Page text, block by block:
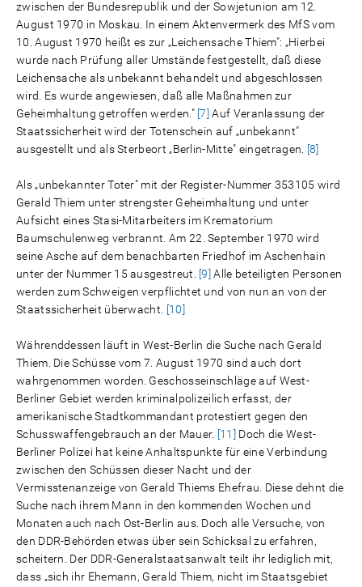
zwischen der Bundesrepublik und der Sowjetunion am 12.
August 1970 in Moskau. In einem Aktenvermerk des MfS vom
10. August 1970 heißt es zur „Leichensache Thiem": „Hierbei
wurde nach Prüfung aller Umstände festgestellt, daß diese
Leichensache als unbekannt behandelt und abgeschlossen
wird. Es wurde angewiesen, daß alle Maßnahmen zur
Geheimhaltung getroffen werden." [7] Auf Veranlassung der
Staatssicherheit wird der Totenschein auf „unbekannt"
ausgestellt und als Sterbeort „Berlin-Mitte" eingetragen. [8]
Als „unbekannter Toter" mit der Register-Nummer 353105 wird
Gerald Thiem unter strengster Geheimhaltung und unter
Aufsicht eines Stasi-Mitarbeiters im Krematorium
Baumschulenweg verbrannt. Am 22. September 1970 wird
seine Asche auf dem benachbarten Friedhof im Aschenhain
unter der Nummer 15 ausgestreut. [9] Alle beteiligten Personen
werden zum Schweigen verpflichtet und von nun an von der
Staatssicherheit überwacht. [10]
Währenddessen läuft in West-Berlin die Suche nach Gerald
Thiem. Die Schüsse vom 7. August 1970 sind auch dort
wahrgenommen worden. Geschosseinschläge auf West-
Berliner Gebiet werden kriminalpolizeilich erfasst, der
amerikanische Stadtkommandant protestiert gegen den
Schusswaffengebrauch an der Mauer. [11] Doch die West-
Berliner Polizei hat keine Anhaltspunkte für eine Verbindung
zwischen den Schüssen dieser Nacht und der
Vermisstenanzeige von Gerald Thiems Ehefrau. Diese dehnt die
Suche nach ihrem Mann in den kommenden Wochen und
Monaten auch nach Ost-Berlin aus. Doch alle Versuche, von
den DDR-Behörden etwas über sein Schicksal zu erfahren,
scheitern. Der DDR-Generalstaatsanwalt teilt ihr lediglich mit,
dass „sich ihr Ehemann, Gerald Thiem, nicht im Staatsgebiet